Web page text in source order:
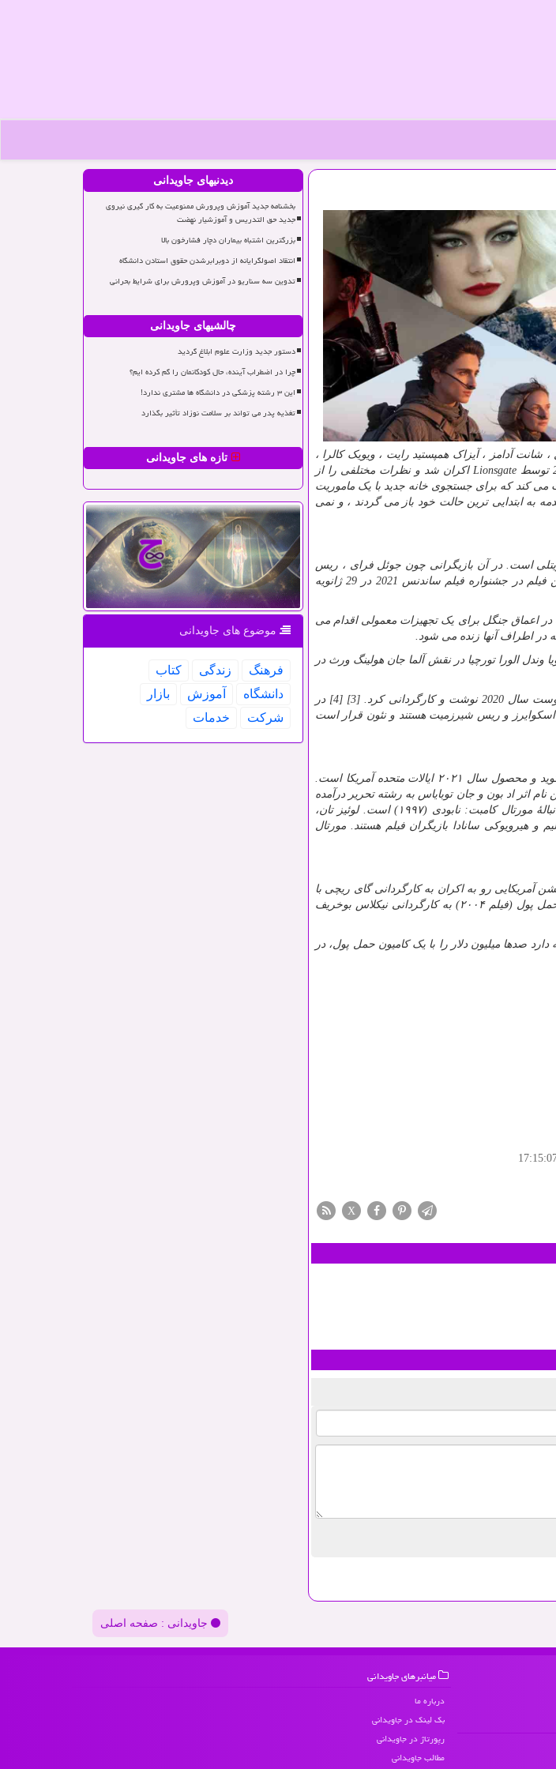
شانت آدامز ، آیزاک همپستید رایت ، ویویک کالرا ،
Lionsgateاکران شد و نظرات مختلفی را از
30 زن و مرد جوان را روایت می کند که برای جستجوی خانه جدید با یک ماموریت
به ابتدایی ترین حالت خود باز می گردند ، و نمی
به نویسندگی و کارگردانی بن ویتلی است. در آن بازیگرانی چون جوئل فرای ، ریس
شیرزمیت ، هایلی اسکوایرز ، الورا تورچیا ، جان هالینگ ورث و مارک مونرو اولین فیلم این فیلم در جشنواره فیلم ساندنس 2021 در 29 ژانویه
اعماق جنگل برای یک تجهیزات معمولی اقدام می
در اطراف آنها زنده می شود.
وندل الورا تورچیا در نقش آلما جان هولینگ ورث در
در سپتامبر سال 2020 ، بن ویتلی اعلام کرد که یک فیلم ترسناک را در طول 15 روز در آگوست سال 2020 نوشت و کارگردانی کرد. [3] [4] در
، هایلی اسکوایرز و ریس شیرزمیت هستند و نئون قرار است
مورتال کامبت فیلمی رو به اکران در ژانر هنرهای رزمی فانتزی به کارگردانی سایمون مک‌کوید و محصول سال ۲۰۲۱ ایالات متحده آمریکا است.
اثر اد بون و جان توبایاس به رشته تحریر درآمده
است. این فیلم به عنوان نسخه‌ای بازراه‌اندازی شده در این مجموعه محسوب می‌شود و دنبالهٔ مورتال کامبت: نابودی (۱۹۹۷) است. لوئیز تان،
هیرویوکی سانادا بازیگران فیلم هستند. مورتال
آمریکایی رو به اکران به کارگردانی گای ریچی با
بازی جیسون استاتهام است. این فیلم بازسازی یک فیلم سینمایی فرانسوی به نام کامیون حمل پول (فیلم ۲۰۰۴) به کارگردانی نیکلاس بوخریف
صدها میلیون دلار را با یک کامیون حمل پول، در
X
دیدنیهای جاویدانی
بخشنامه جدید آموزش وپرورش ممنوعیت به کار گیری نیروی
جدید حق التدریس و آموزشیار نهضت
بزرگترین اشتباه بیماران دچار فشارخون بالا
انتقاد اصولگرایانه از دوبرابرشدن حقوق استادن دانشگاه
تدوین سه سناریو در آموزش وپرورش برای شرایط بحرانی
چالشیهای جاویدانی
دستور جدید وزارت علوم ابلاغ گردید
چرا در اضطراب آینده، حال کودکانمان را گم کرده ایم؟
این ۳ رشته پزشکی در دانشگاه ها مشتری ندارد!
تغذیه پدر می تواند بر سلامت نوزاد تأثیر بگذارد
تازه های جاویدانی
موضوع های جاویدانی
فرهنگ زندگی
كتاب
دانشگاه
آموزش
بازار
شركت
خدمات
جاویدانی : صفحه اصلی
میانبرهای جاویدانی
درباره ما
بک لینک در جاویدانی
رپورتاژ در جاویدانی
مطالب جاویدانی